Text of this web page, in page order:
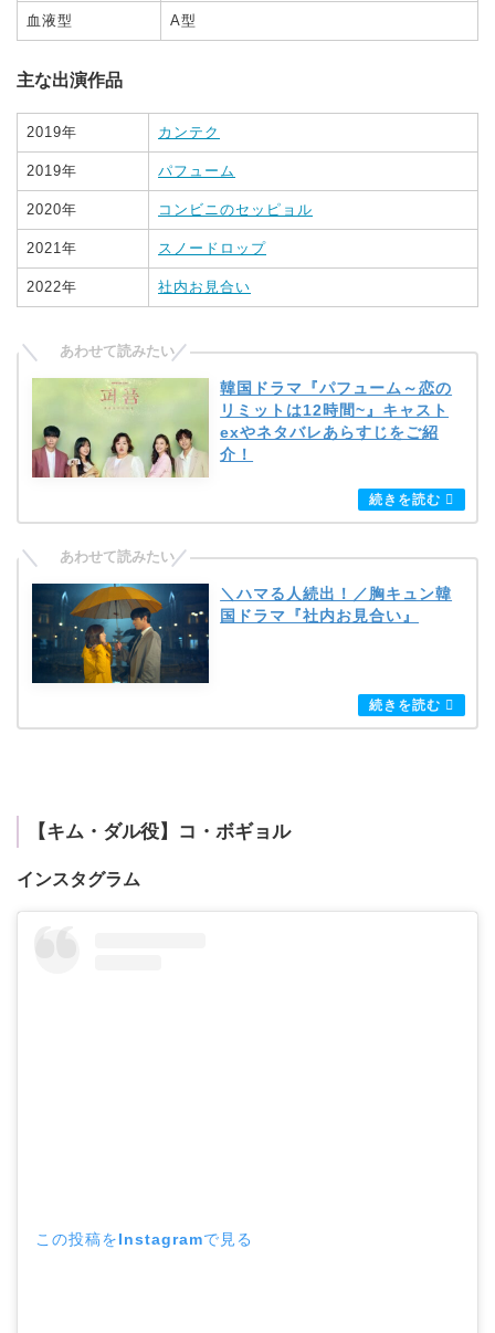
血液型 A型
主な出演作品
2019年 カンテク
2019年 パフューム
2020年 コンビニのセッピョル
2021年 スノードロップ
2022年 社内お見合い
韓国ドラマ『パフューム～恋の
リミットは12時間~』キャスト
exやネタバレあらすじをご紹
介！
＼ハマる人続出！／胸キュン韓
国ドラマ『社内お見合い』
【キム・ダル役】コ・ボギョル
インスタグラム
この投稿をInstagramで見る